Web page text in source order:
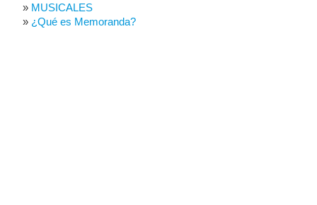
MUSICALES
¿Qué es Memoranda?